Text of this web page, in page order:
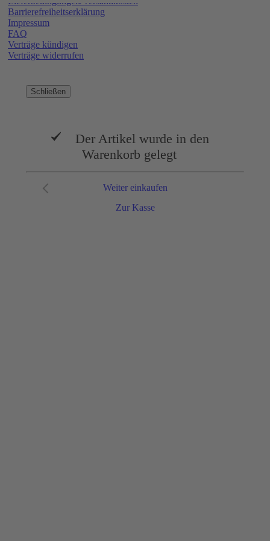
Barrierefreiheitserklärung
Impressum
FAQ
Verträge kündigen
Verträge widerrufen
Schließen
Der Artikel wurde in den
Warenkorb gelegt
Zur Kasse
Weiter einkaufen